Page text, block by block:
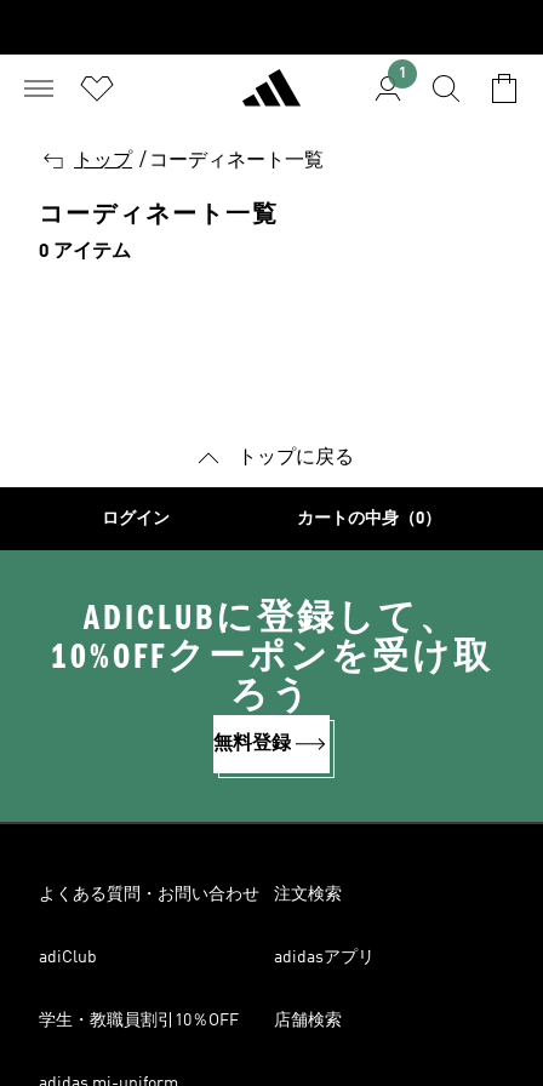
1
戻
トップ / コーディネート一覧
コーディネート一覧
0 アイテム
トップに戻る
ログイン カートの中身（0）
ADICLUBに登録して、
10%OFFクーポンを受け取
ろう
無料登録
よくある質問・お問い合わせ 注文検索
adiClub adidasアプリ
学生・教職員割引10％OFF 店舗検索